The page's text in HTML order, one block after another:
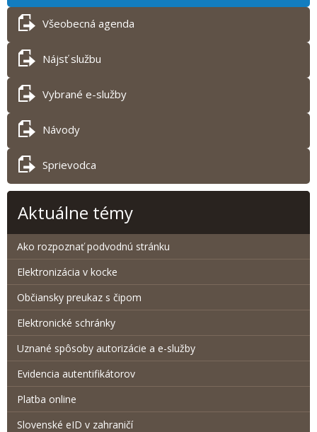
Všeobecná agenda
Nájsť službu
Vybrané e-služby
Návody
Sprievodca
Aktuálne témy
Ako rozpoznať podvodnú stránku
Elektronizácia v kocke
Občiansky preukaz s čipom
Elektronické schránky
Uznané spôsoby autorizácie a e-služby
Evidencia autentifikátorov
Platba online
Slovenské eID v zahraničí